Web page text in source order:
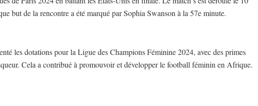
but de la rencontre a été marqué par Sophia Swanson à la 57e minute.
les dotations pour la Ligue des Champions Féminine 2024, avec des primes
Cela a contribué à promouvoir et développer le football féminin en Afrique.